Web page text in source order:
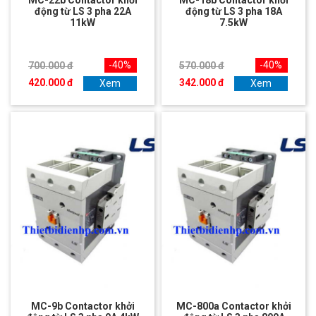
động từ LS 3 pha 22A
11kW
700.000 đ
420.000 đ
-40%
Xem
động từ LS 3 pha 18A
7.5kW
570.000 đ
342.000 đ
-40%
Xem
MC-9b Contactor khởi
MC-800a Contactor khởi